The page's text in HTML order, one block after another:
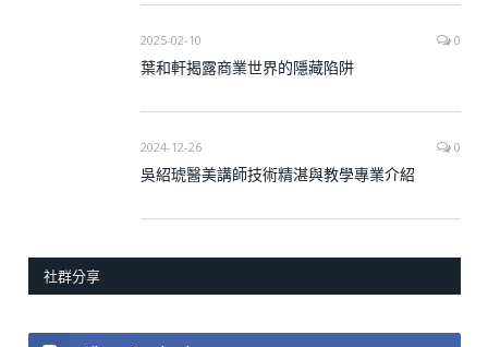
2025-02-10 0
葉和軒揭露商業世界的隱藏陷阱
2024-12-26 0
吳紹琥醫美講師技術精湛與教學專業介紹
社群分享